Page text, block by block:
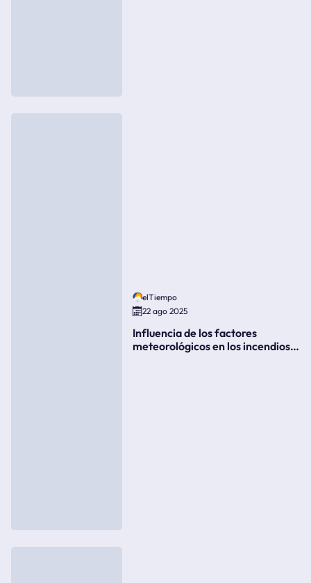
elTiempo
22 ago 2025
Influencia de los factores
meteorológicos en los incendios